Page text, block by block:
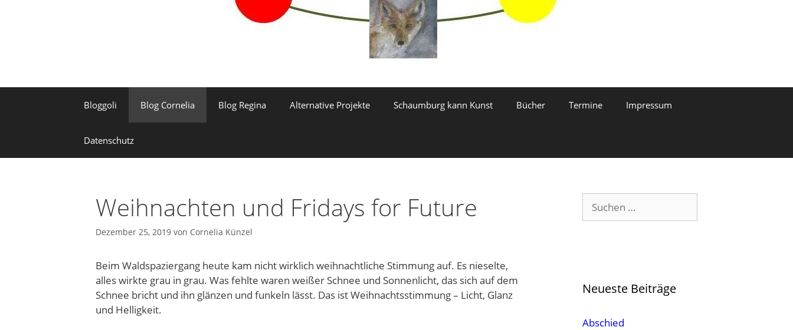
Bloggoli Blog Cornelia Blog Regina Alternative Projekte Schaumburg kann Kunst Bücher Termine Impressum
Datenschutz
Weihnachten und Fridays for Future
Dezember 25, 2019 von Cornelia Künzel
Beim Waldspaziergang heute kam nicht wirklich weihnachtliche Stimmung auf. Es nieselte,
alles wirkte grau in grau. Was fehlte waren weißer Schnee und Sonnenlicht, das sich auf dem
Schnee bricht und ihn glänzen und funkeln lässt. Das ist Weihnachtsstimmung – Licht, Glanz
und Helligkeit.
Suchen
nach:
Neueste Beiträge
Abschied